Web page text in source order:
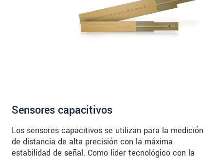
Sensores capacitivos
Los sensores capacitivos se utilizan para la medición
de distancia de alta precisión con la máxima
estabilidad de señal. Como líder tecnológico con la